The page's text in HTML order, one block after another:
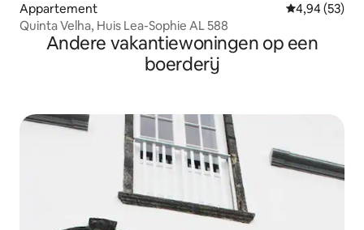
Appartement Gemiddelde
4,94 (53)
Quinta Velha, Huis Lea-Sophie AL 588
Andere vakantiewoningen op een
boerderij